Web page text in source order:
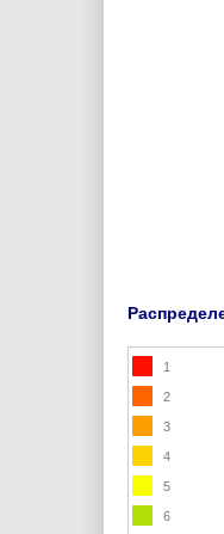
1
2
3
4
5
6